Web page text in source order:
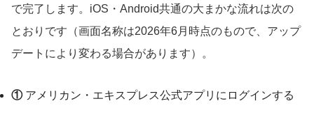
で完了します。iOS・Android共通の大まかな流れは次の
とおりです（画面名称は2026年6月時点のもので、アップ
デートにより変わる場合があります）。
①アメリカン・エキスプレス公式アプリにログインする